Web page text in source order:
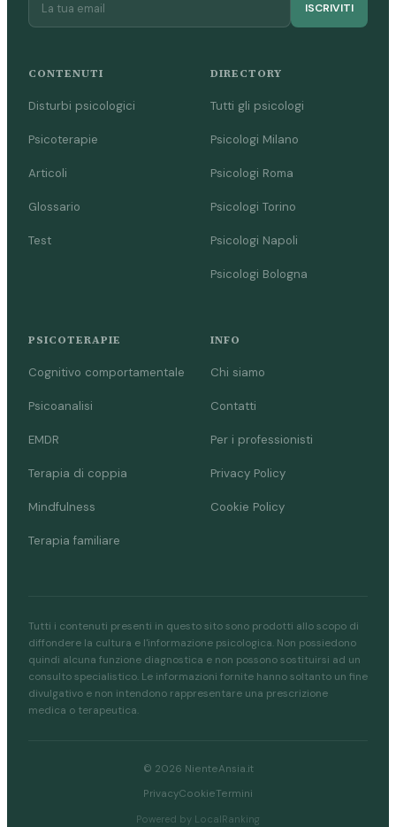
ISCRIVITI
CONTENUTI
Disturbi psicologici
Psicoterapie
Articoli
Glossario
Test
DIRECTORY
Tutti gli psicologi
Psicologi Milano
Psicologi Roma
Psicologi Torino
Psicologi Napoli
Psicologi Bologna
PSICOTERAPIE
Cognitivo comportamentale
Psicoanalisi
EMDR
Terapia di coppia
Mindfulness
Terapia familiare
INFO
Chi siamo
Contatti
Per i professionisti
Privacy Policy
Cookie Policy
Tutti i contenuti presenti in questo sito sono prodotti allo scopo di
diffondere la cultura e l'informazione psicologica. Non possiedono
quindi alcuna funzione diagnostica e non possono sostituirsi ad un
consulto specialistico. Le informazioni fornite hanno soltanto un fine
divulgativo e non intendono rappresentare una prescrizione
medica o terapeutica.
© 2026 NienteAnsia.it
PrivacyCookieTermini
Powered by LocalRanking